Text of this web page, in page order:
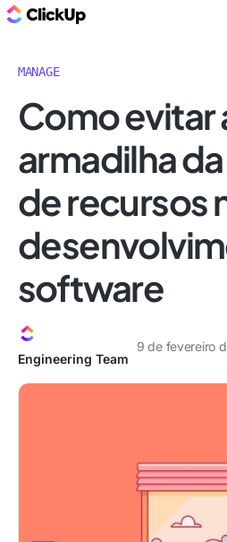
MANAGE
Como evitar
armadilha
de recursos
software
Engineering Team
9 de fevereiro